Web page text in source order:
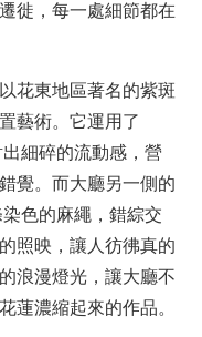
徙，每一處細節都在
花東地區著名的紫斑
藝術。它運用了
細碎的流動感，營
覺。而大廳另一側的
色的麻繩，錯綜交
照映，讓人彷彿真的
浪漫燈光，讓大廳不
蓮濃縮起來的作品。